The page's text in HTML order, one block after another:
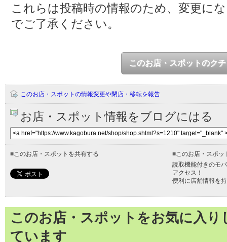
これらは投稿時の情報のため、変更に
でご了承ください。
このお店・スポットのク
このお店・スポットの情報変更や閉店・移転を報告
お店・スポット情報をブログにはる
■このお店・スポットを共有する ■このお店・スポッ
読取機能付きのモ
アクセス！
便利に店舗情報を
このお店・スポットをお気に入
ています